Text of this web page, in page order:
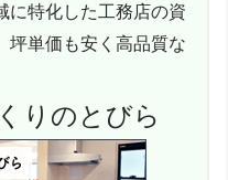
に特化した工務店の資
坪単価も安く高品質な
りのとびら